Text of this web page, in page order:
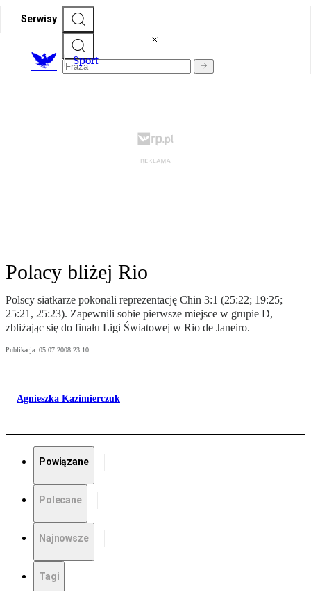
Serwisy
Sport
Polacy bliżej Rio
Polscy siatkarze pokonali reprezentację Chin 3:1 (25:22; 19:25;
25:21, 25:23). Zapewnili sobie pierwsze miejsce w grupie D,
zbliżając się do finału Ligi Światowej w Rio de Janeiro.
Publikacja: 05.07.2008 23:10
Agnieszka Kazimierczuk
Powiązane
Polecane
Najnowsze
Tagi